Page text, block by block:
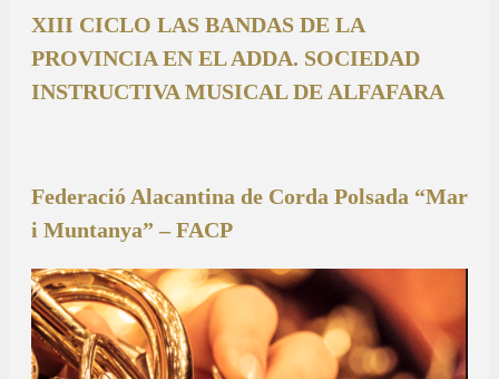
XIII CICLO LAS BANDAS DE LA
PROVINCIA EN EL ADDA. SOCIEDAD
INSTRUCTIVA MUSICAL DE ALFAFARA
Federació Alacantina de Corda Polsada “Mar
i Muntanya” – FACP